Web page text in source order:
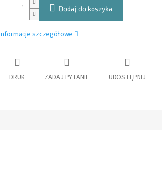
Dodaj do koszyka
Informacje szczegółowe
DRUK ZADAJ PYTANIE UDOSTĘPNIJ